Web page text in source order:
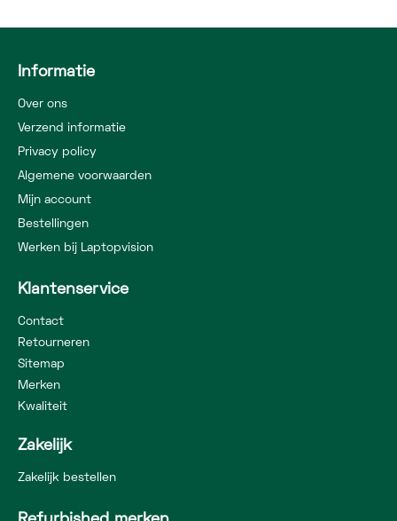
Informatie
Over ons
Verzend informatie
Privacy policy
Algemene voorwaarden
Mijn account
Bestellingen
Werken bij Laptopvision
Klantenservice
Contact
Retourneren
Sitemap
Merken
Kwaliteit
Zakelijk
Zakelijk bestellen